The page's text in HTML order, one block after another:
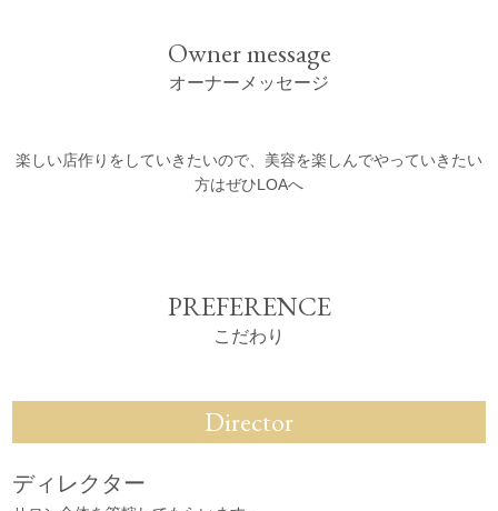
Owner message
オーナーメッセージ
楽しい店作りをしていきたいので、美容を楽しんでやっていきたい
方はぜひLOAへ
PREFERENCE
こだわり
Director
ディレクター